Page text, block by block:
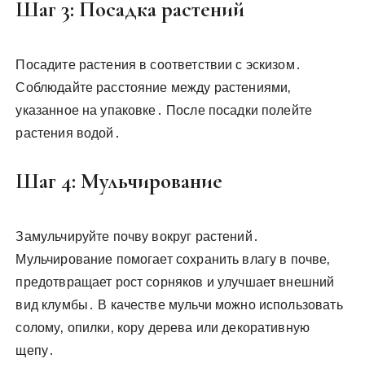
Шаг 3: Посадка растений
Посадите растения в соответствии с эскизом․
Соблюдайте расстояние между растениями‚
указанное на упаковке․ После посадки полейте
растения водой․
Шаг 4: Мульчирование
Замульчируйте почву вокруг растений․
Мульчирование помогает сохранить влагу в почве‚
предотвращает рост сорняков и улучшает внешний
вид клумбы․ В качестве мульчи можно использовать
солому‚ опилки‚ кору дерева или декоративную
щепу․